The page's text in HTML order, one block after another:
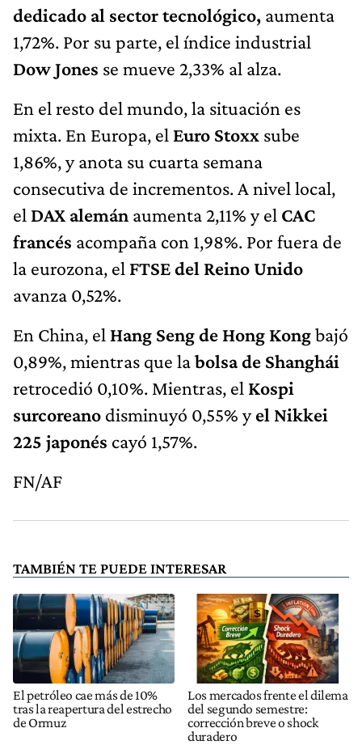
dedicado al sector tecnológico, aumenta
1,72%. Por su parte, el índice industrial
Dow Jones se mueve 2,33% al alza.
En el resto del mundo, la situación es
mixta. En Europa, el Euro Stoxx sube
1,86%, y anota su cuarta semana
consecutiva de incrementos. A nivel local,
el DAX alemán aumenta 2,11% y el CAC
francés acompaña con 1,98%. Por fuera de
la eurozona, el FTSE del Reino Unido
avanza 0,52%.
En China, el Hang Seng de Hong Kongbajó
0,89%, mientras que labolsa de Shanghái
retrocedió 0,10%. Mientras, el Kospi
surcoreano disminuyó 0,55% yel Nikkei
225 japonés cayó 1,57%.
FN/AF
TAMBIÉN TE PUEDE INTERESAR
El petróleo cae más de 10%
tras la reapertura del estrecho
de Ormuz
Los mercados frente el dilema
del segundo semestre:
corrección breve o shock
duradero